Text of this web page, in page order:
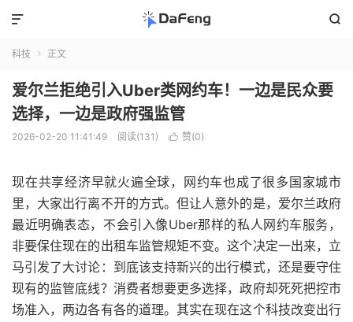


科技  正文
爱尔兰拒绝引入Uber类网约车！一边是民众要
选择，一边是政府强监管
2026-02-20 11:41:49 阅读(131)  赞(0)
现在共享经济早就火遍全球，网约车也成了很多国家城市
里，大家出行离不开的方式。但让人意外的是，爱尔兰政府
最近明确表态，不会引入像Uber那样的私人网约车服务，
非要保住现在的出租车监管规矩不变。这个决定一出来，立
马引发了大讨论：到底该支持新兴的出行模式，还是要守住
现有的监管底线？消费者想要更多选择，政府却死死把控市
场准入，两边各有各的道理。其实在现在这个科技改变出行